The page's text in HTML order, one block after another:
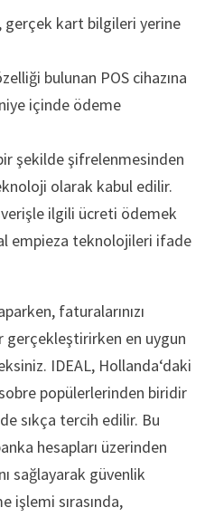
gerçek kart bilgileri yerine
bulunan POS cihazına
içinde ödeme
şekilde şifrelenmesinden
olarak kabul edilir.
ilgili ücreti ödemek
empieza teknolojileri ifade
faturalarınızı
gerçekleştirirken en uygun
IDEAL, Hollanda‘daki
popülerlerinden biridir
sıkça tercih edilir. Bu
hesapları üzerinden
sağlayarak güvenlik
işlemi sırasında,